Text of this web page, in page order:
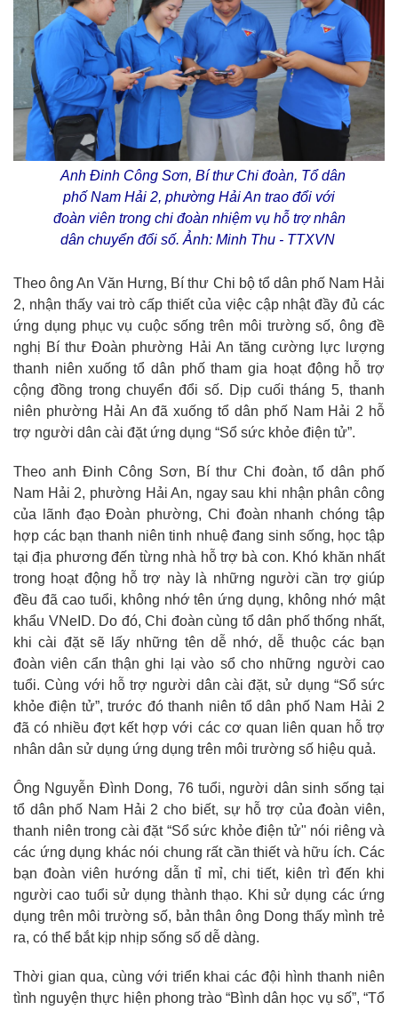
Anh Đinh Công Sơn, Bí thư Chi đoàn, Tổ dân
phố Nam Hải 2, phường Hải An trao đổi với
đoàn viên trong chi đoàn nhiệm vụ hỗ trợ nhân
dân chuyển đổi số. Ảnh: Minh Thu - TTXVN
Theo ông An Văn Hưng, Bí thư Chi bộ tổ dân phố Nam Hải
2, nhận thấy vai trò cấp thiết của việc cập nhật đầy đủ các
ứng dụng phục vụ cuộc sống trên môi trường số, ông đề
nghị Bí thư Đoàn phường Hải An tăng cường lực lượng
thanh niên xuống tổ dân phố tham gia hoạt động hỗ trợ
cộng đồng trong chuyển đổi số. Dịp cuối tháng 5, thanh
niên phường Hải An đã xuống tổ dân phố Nam Hải 2 hỗ
trợ người dân cài đặt ứng dụng “Sổ sức khỏe điện tử”.
Theo anh Đinh Công Sơn, Bí thư Chi đoàn, tổ dân phố
Nam Hải 2, phường Hải An, ngay sau khi nhận phân công
của lãnh đạo Đoàn phường, Chi đoàn nhanh chóng tập
hợp các bạn thanh niên tinh nhuệ đang sinh sống, học tập
tại địa phương đến từng nhà hỗ trợ bà con. Khó khăn nhất
trong hoạt động hỗ trợ này là những người cần trợ giúp
đều đã cao tuổi, không nhớ tên ứng dụng, không nhớ mật
khẩu VNeID. Do đó, Chi đoàn cùng tổ dân phố thống nhất,
khi cài đặt sẽ lấy những tên dễ nhớ, dễ thuộc các bạn
đoàn viên cẩn thận ghi lại vào sổ cho những người cao
tuổi. Cùng với hỗ trợ người dân cài đặt, sử dụng “Sổ sức
khỏe điện tử”, trước đó thanh niên tổ dân phố Nam Hải 2
đã có nhiều đợt kết hợp với các cơ quan liên quan hỗ trợ
nhân dân sử dụng ứng dụng trên môi trường số hiệu quả.
Ông Nguyễn Đình Dong, 76 tuổi, người dân sinh sống tại
tổ dân phố Nam Hải 2 cho biết, sự hỗ trợ của đoàn viên,
thanh niên trong cài đặt “Sổ sức khỏe điện tử" nói riêng và
các ứng dụng khác nói chung rất cần thiết và hữu ích. Các
bạn đoàn viên hướng dẫn tỉ mỉ, chi tiết, kiên trì đến khi
người cao tuổi sử dụng thành thạo. Khi sử dụng các ứng
dụng trên môi trường số, bản thân ông Dong thấy mình trẻ
ra, có thể bắt kịp nhịp sống số dễ dàng.
Thời gian qua, cùng với triển khai các đội hình thanh niên
tình nguyện thực hiện phong trào “Bình dân học vụ số”, “Tổ